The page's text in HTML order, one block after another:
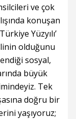
ve çok
konuşan
Yüzyılı’
olduğunu
sosyal,
büyük
Tek
doğru bir
yaşıyoruz;